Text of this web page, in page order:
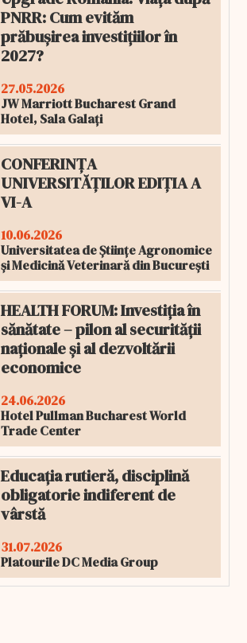
PNRR: Cum evităm
prăbușirea investițiilor în
2027?
27.05.2026
JW Marriott Bucharest Grand
Hotel, Sala Galați
CONFERINȚA
UNIVERSITĂȚILOR EDIȚIA A
VI-A
10.06.2026
Universitatea de Științe Agronomice
și Medicină Veterinară din București
HEALTH FORUM: Investiția în
sănătate – pilon al securității
naționale și al dezvoltării
economice
24.06.2026
Hotel Pullman Bucharest World
Trade Center
Educația rutieră, disciplină
obligatorie indiferent de
vârstă
31.07.2026
Platourile DC Media Group